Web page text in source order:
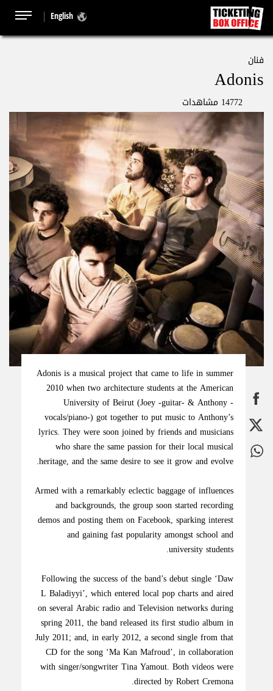
English
فنان
Adonis
14772 مشاهدات
Adonis is a musical project that came to life in summer
2010 when two architecture students at the American
University of Beirut (Joey -guitar- & Anthony -
vocals/piano-) got together to put music to Anthony’s
lyrics. They were soon joined by friends and musicians
who share the same passion for their local musical
heritage, and the same desire to see it grow and evolve.
Armed with a remarkably eclectic baggage of influences
and backgrounds, the group soon started recording
demos and posting them on Facebook, sparking interest
and gaining fast popularity amongst school and
university students.
Following the success of the band’s debut single ‘Daw
L Baladiyyi’, which entered local pop charts and aired
on several Arabic radio and Television networks during
spring 2011, the band released its first studio album in
July 2011; and, in early 2012, a second single from that
CD for the song ‘Ma Kan Mafroud’, in collaboration
with singer/songwriter Tina Yamout. Both videos were
directed by Robert Cremona.